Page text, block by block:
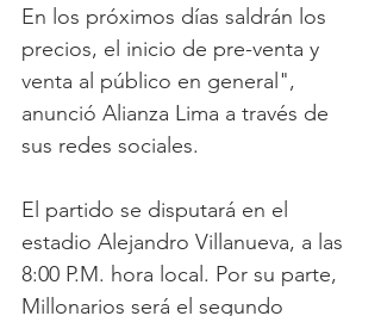
En los próximos días saldrán los
precios, el inicio de pre-venta y
venta al público en general",
anunció Alianza Lima a través de
sus redes sociales.
El partido se disputará en el
estadio Alejandro Villanueva, a las
8:00 P.M. hora local. Por su parte,
Millonarios será el segundo